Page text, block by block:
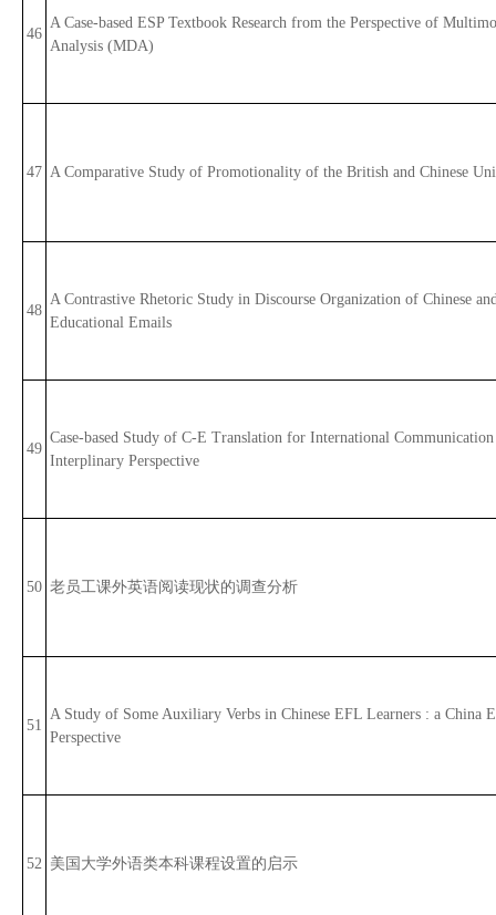
46
A Case-based ESP Textbook Research from the Perspective of
Analysis (MDA)
47 A Comparative Study of Promotionality of the British and Chinese
48
A Contrastive Rhetoric Study in Discourse Organization of Chinese
Educational Emails
49
Case-based Study of C-E Translation for International
Interplinary Perspective
50 老员工课外英语阅读现状的调查分析
51
A Study of Some Auxiliary Verbs in Chinese EFL Learners : a China
Perspective
52 美国大学外语类本科课程设置的启示